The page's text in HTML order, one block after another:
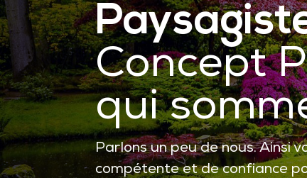
Concept
qui
Parlons un peu de nous. Ainsi
compétente et de confiance